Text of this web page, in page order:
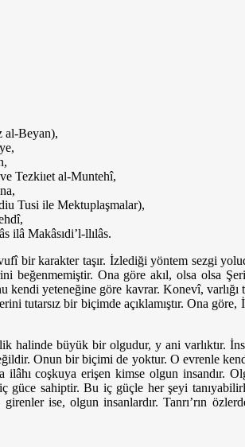
al-Beyan),
Tezkiıet al-Muntehî,
Tusi ile Mektuplaşmalar),
ilâ Makâsıdi’l-llılâs.
bir karakter taşır. İzlediği yöntem sezgi
beğenmemiştir. Ona göre akıl, olsa olsa
kendi yeteneğine göre kavrar. Konevî,
tutarsız bir biçimde açıklamıştır. Ona
halinde büyük bir olgudur, y ani varlık­tır.
Onun bir biçimi de yoktur. O evrenle
ilâhı coşkuya erişen kimse ol­gun insandır.
güce sahiptir. Bu iç güçle her şeyi
ise, olgun insanlardır. Tanrı’rın